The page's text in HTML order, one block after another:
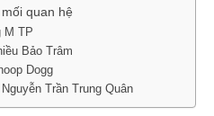
quan hệ
M TP
Bảo Trâm
Dogg
Trần Trung Quân